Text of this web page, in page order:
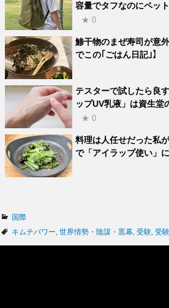
容量でタフなのにペッ
★ 0
鯵干物のまぜ寿司が意
でこの｢ごはん日記｣】
テスターで試したら良
ップUV乳液」は資生堂
★ 0
料理は人任せだった私
で「アイラップ使い」
カ
テ
国際
タ
キムチパワー 世界情勢・陰謀・黒幕 受験 受